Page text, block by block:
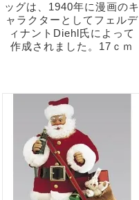
ッグは、1940年に漫画のキ
ャラクターとしてフェルデ
ィナントDiehl氏によって
作成されました。17ｃｍ